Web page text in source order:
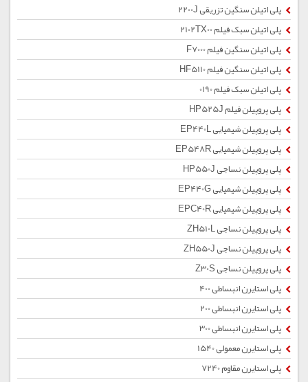
پلی اتیلن سنگین تزریقی 2200J
پلی اتیلن سبک فیلم 2102TX00
پلی اتیلن سنگین فیلم F7000
پلی اتیلن سنگین فیلم HF5110
پلی اتیلن سبک فیلم 0190
پلی پروپیلن فیلم HP525J
پلی پروپیلن شیمیایی EP440L
پلی پروپیلن شیمیایی EP548R
پلی پروپیلن نساجی HP550J
پلی پروپیلن شیمیایی EP440G
پلی پروپیلن شیمیایی EPC40R
پلی پروپیلن نساجی ZH510L
پلی پروپیلن نساجی ZH550J
پلی پروپیلن نساجی Z30S
پلی استایرن انبساطی 400
پلی استایرن انبساطی 200
پلی استایرن انبساطی 300
پلی استایرن معمولی 1540
پلی استایرن مقاوم 7240